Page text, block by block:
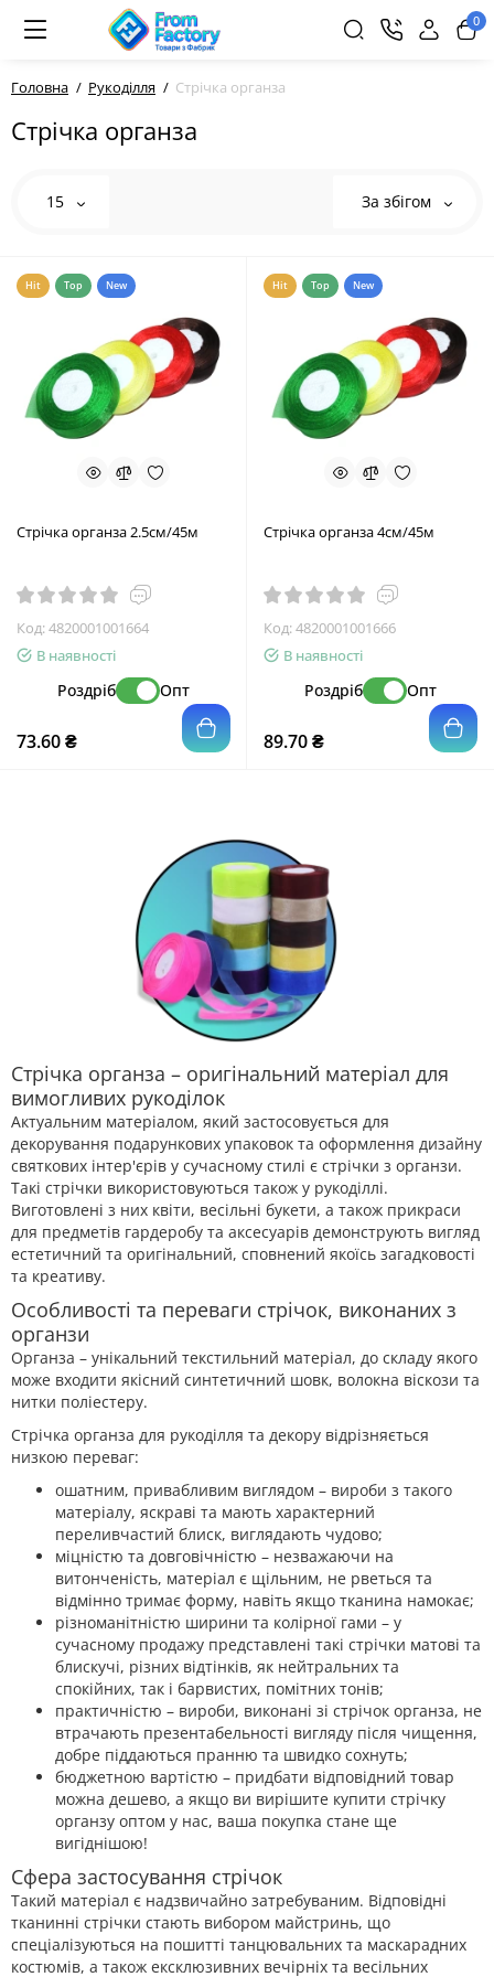
0
Головна Рукоділля Стрічка органза
Стрічка органза
15 За збігом
Hit Top New
Стрічка органза 2.5см/45м
Код:4820001001664
В наявності
Роздріб Опт
73.60 ₴
Hit Top New
Стрічка органза 4см/45м
Код:4820001001666
В наявності
Роздріб Опт
89.70 ₴
Стрічка органза – оригінальний матеріал для
вимогливих рукоділок
Актуальним матеріалом, який застосовується для
декорування подарункових упаковок та оформлення дизайну
святкових інтер'єрів у сучасному стилі є стрічки з органзи.
Такі стрічки використовуються також у рукоділлі.
Виготовлені з них квіти, весільні букети, а також прикраси
для предметів гардеробу та аксесуарів демонструють вигляд
естетичний та оригінальний, сповнений якоїсь загадковості
та креативу.
Особливості та переваги стрічок, виконаних з
органзи
Органза – унікальний текстильний матеріал, до складу якого
може входити якісний синтетичний шовк, волокна віскози та
нитки поліестеру.
Стрічка органза для рукоділля та декору відрізняється
низкою переваг:
ошатним, привабливим виглядом – вироби з такого
матеріалу, яскраві та мають характерний
переливчастий блиск, виглядають чудово;
міцністю та довговічністю – незважаючи на
витонченість, матеріал є щільним, не рветься та
відмінно тримає форму, навіть якщо тканина намокає;
різноманітністю ширини та колірної гами – у
сучасному продажу представлені такі стрічки матові та
блискучі, різних відтінків, як нейтральних та
спокійних, так і барвистих, помітних тонів;
практичністю – вироби, виконані зі стрічок органза, не
втрачають презентабельності вигляду після чищення,
добре піддаються пранню та швидко сохнуть;
бюджетною вартістю – придбати відповідний товар
можна дешево, а якщо ви вирішите купити стрічку
органзу оптом у нас, ваша покупка стане ще
вигіднішою!
Сфера застосування стрічок
Такий матеріал є надзвичайно затребуваним. Відповідні
тканинні стрічки стають вибором майстринь, що
спеціалізуються на пошитті танцювальних та маскарадних
костюмів, а також ексклюзивних вечірніх та весільних